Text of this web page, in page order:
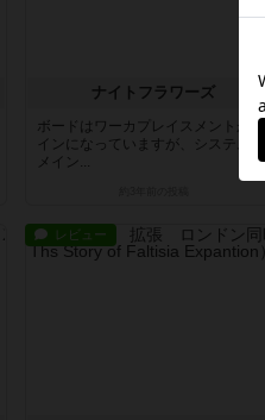
ナイトフラワーズ
ボードはワーカプレイスメントがメ
インになっていますが、システムの
メイン...
レビュー